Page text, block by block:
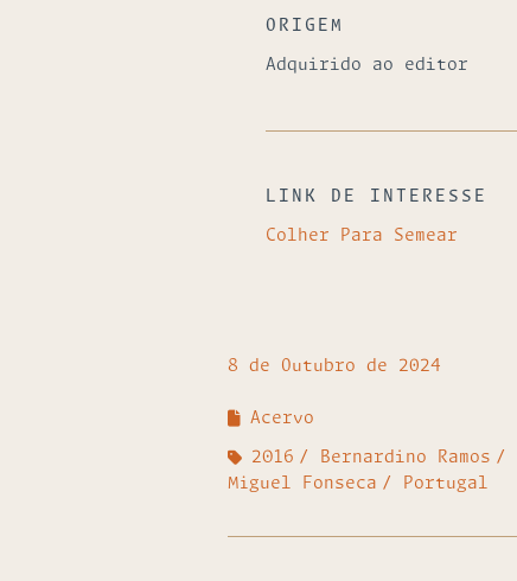
ORIGEM
Adquirido ao editor
LINK DE INTERESSE
Colher Para Semear
8 de Outubro de 2024
Acervo
2016 Bernardino Ramos
Miguel Fonseca
Portugal